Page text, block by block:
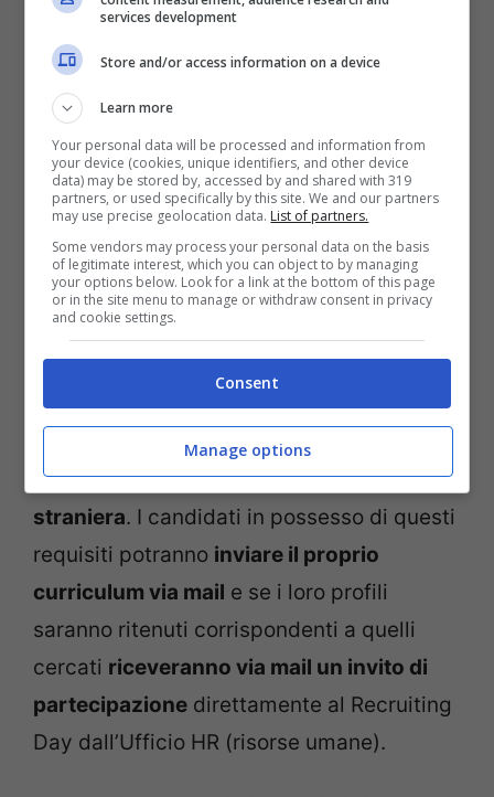
agent. Tra le figure richieste ci sono anche
quelle di beauty therapist per la Spa e di
Hr generalist e income auditor per gli
uffici.
Potranno partecipare al Recruing Day
soltanto icandidati ritenuti in linea con i
profili ricercati
esperienzain posizioni analoghe nel
settore alberghiero di lusso, hanno
un’ottima conoscenza della lingua inglese
epossibilmente di un’altra lingua
straniera. I candidati in possesso di questi
requisiti potranno inviare il proprio
curriculum via mail e se i loro profili
saranno ritenuti corrispondenti a quelli
cercati riceveranno via mail un invito di
partecipazione direttamente al Recruiting
Day dall’Ufficio HR (risorse umane).
services development
Store and/or access information on a device
Learn more
Your personal data will be processed and information from
your device (cookies, unique identifiers, and other device
data) may be stored by, accessed by and shared with 319
partners, or used specifically by this site. We and our partners
may use precise geolocation data. List of partners.
Some vendors may process your personal data on the basis
of legitimate interest, which you can object to by managing
your options below. Look for a link at the bottom of this page
or in the site menu to manage or withdraw consent in privacy
and cookie settings.
Consent
Manage options